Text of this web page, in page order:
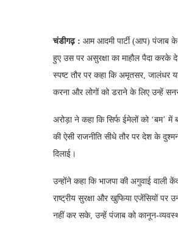
चंडीगढ़ : आम आदमी पार्टी (आप) पंजाब
हुए उस पर असुरक्षा का माहौल पैदा करके
स्पष्ट तौर पर कहा कि अमृतसर, जालंधर
करना और लोगों को डराने के लिए उन्हें
अरोड़ा ने कहा कि सिर्फ ईमेलों को ‘बम’
की ऐसी राजनीति सीधे तौर पर देश के
दिलाई।
उन्होंने कहा कि भाजपा की अगुवाई
राष्ट्रीय सुरक्षा और खुफिया एजेंसियों पर
नहीं कर सके, उन्हें पंजाब को कानून-